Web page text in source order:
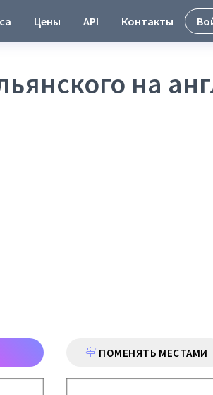
Цены API Контакты
на
ПОМЕНЯТЬ МЕСТАМИ